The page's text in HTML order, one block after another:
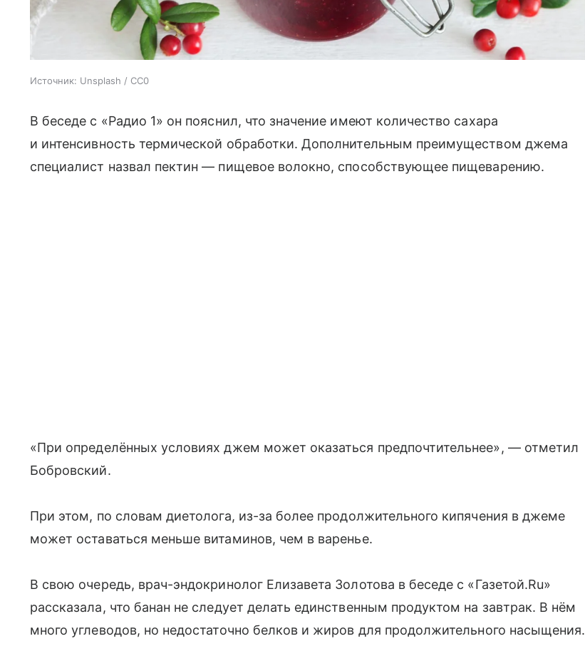
Источник: Unsplash / CC0
В беседе с «Радио 1» он пояснил, что значение имеют количество сахара
и интенсивность термической обработки. Дополнительным преимуществом джема
специалист назвал пектин — пищевое волокно, способствующее пищеварению.
«При определённых условиях джем может оказаться предпочтительнее», — отметил
Бобровский.
При этом, по словам диетолога, из-за более продолжительного кипячения в джеме
может оставаться меньше витаминов, чем в варенье.
В свою очередь, врач-эндокринолог Елизавета Золотова в беседе с «Газетой.Ru»
рассказала, что банан не следует делать единственным продуктом на завтрак. В нём
много углеводов, но недостаточно белков и жиров для продолжительного насыщения.